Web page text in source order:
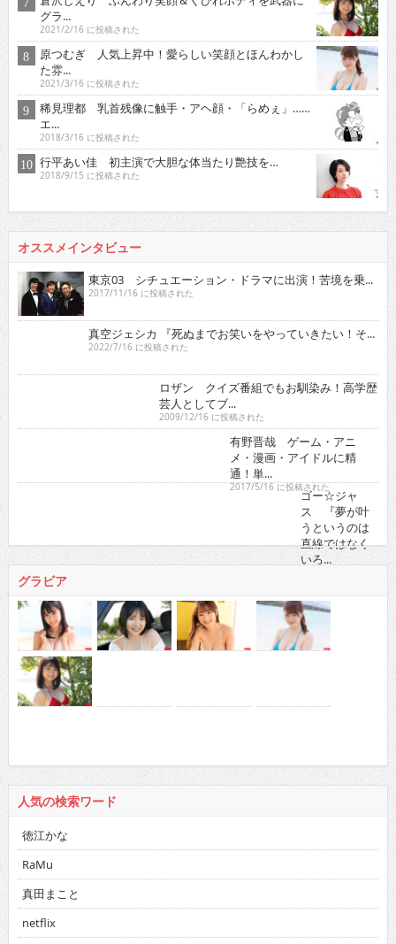
グラ...
2021/2/16 に投稿された
原つむぎ 人気上昇中！愛らしい笑顔とほんわかし
た雰...
2021/3/16 に投稿された
稀見理都 乳首残像に触手・アヘ顔・「らめぇ」……
エ...
2018/3/16 に投稿された
行平あい佳 初主演で大胆な体当たり艶技を…
2018/9/15 に投稿された
オススメインタビュー
東京03 シチュエーション・ドラマに出演！苦境を乗...
2017/11/16 に投稿された
真空ジェシカ 『死ぬまでお笑いをやっていきたい！そ...
2022/7/16 に投稿された
ロザン クイズ番組でもお馴染み！高学歴芸人として
2009/12/16 に投稿された
有野晋哉 ゲーム・アニメ・漫画・アイドルに精通！
ゴー☆ジャス 『夢が叶うというのは直線ではなくい
グラビア
人気の検索ワード
徳江かな
RaMu
真田まこと
netflix